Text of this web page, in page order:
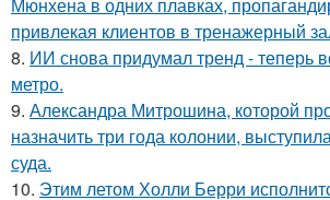
привлекая клиентов в тренажерный
8. ИИ снова придумал тренд - теперь
метро.
9. Александра Митрошина, которой
назначить три года колонии,
суда.
10. Этим летом Холли Берри